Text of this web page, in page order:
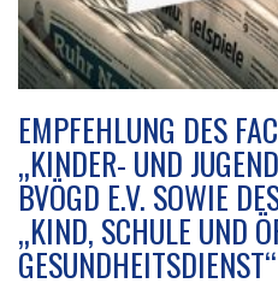
EMPFEHLUNG DES
„KINDER- UND
BVÖGD E.V. SOWIE
„KIND, SCHULE UND